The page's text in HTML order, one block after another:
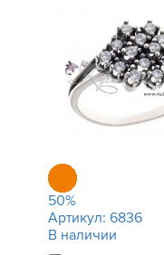
50%
Артикул: 6836
В наличии